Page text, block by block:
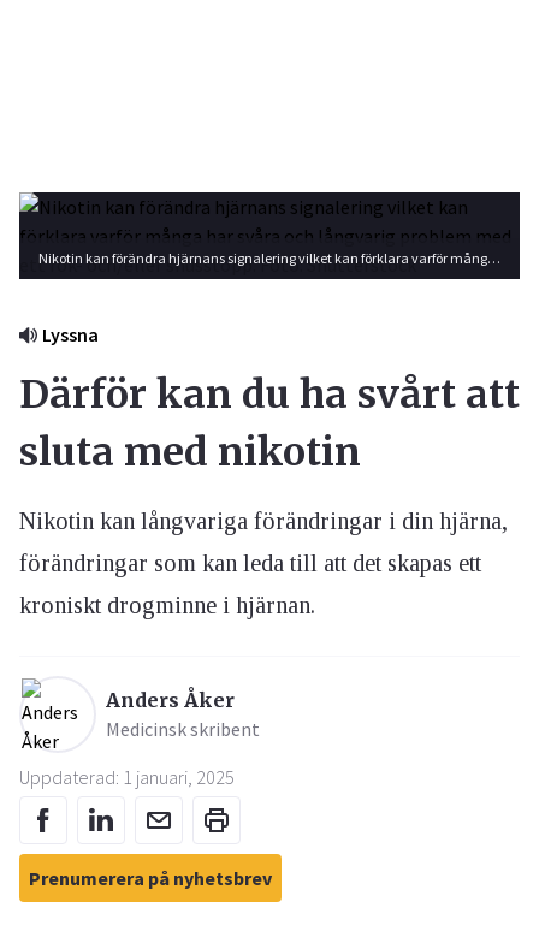
Nikotin kan förändra hjärnans signalering vilket kan förklara varför många har svåra och långvarig problem med ett rök- och/eller snusstopp. Foto: Shutterstock
Lyssna
Därför kan du ha svårt att
sluta med nikotin
Nikotin kan långvariga förändringar i din hjärna,
förändringar som kan leda till att det skapas ett
kroniskt drogminne i hjärnan.
Anders Åker
Medicinsk skribent
Uppdaterad: 1 januari, 2025
Prenumerera på nyhetsbrev